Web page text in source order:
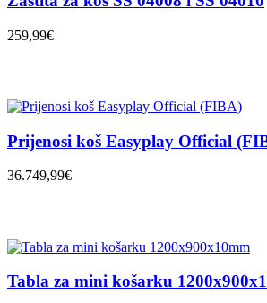
259,99€
Prijenosi koš Easyplay Official
36.749,99€
Tabla za mini košarku